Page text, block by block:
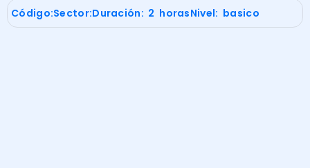
Código:Sector:Duración: 2 horasNivel: basico